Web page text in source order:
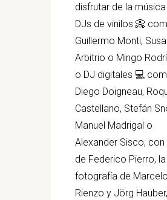
disfrutar de la
DJs de vinilos 📀
Guillermo Monti,
Arbitrio o Mingo
o DJ digitales 💻
Diego Doigneau,
Castellano, Stefán
Manuel Madrigal o
Alexander Sisco,
de Federico Pierro, la
fotografía de
Rienzo y Jörg